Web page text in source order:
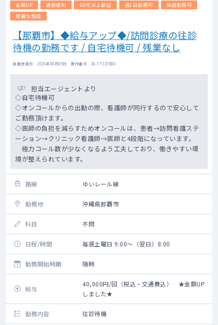
金額UP
通勤便利 60代以上歓迎 週1日勤務可
隔週勤務可
綺麗な施設
【那覇市】◆給与アップ◆/訪問診療の往診
待機の勤務です / 自宅待機可 / 残業なし
掲載更新日 : 2026年08月05日 案件番号 : 26-TF337880
担当エージェントより
◇自宅待機可
◇オンコールからの出動の際、看護師が同行するので安心して
ご勤務頂けます。
◇医師の負担を減らすためオンコールは、患者→訪問看護ステ
ーション→クリニック看護師→医師と4段階になっています。
極力コール数が少なくなるよう工夫しており、働きやすい環
境が整えられています。
路線 ゆいレール線
勤務地 沖縄県那覇市
科目 不問
日程/時間 毎週土曜日 9:00～（翌日）8:00
勤務開始時期 随時
給与
40,000円/回（税込・交通費込） ★金額UP
しました★
勤務内容 往診待機